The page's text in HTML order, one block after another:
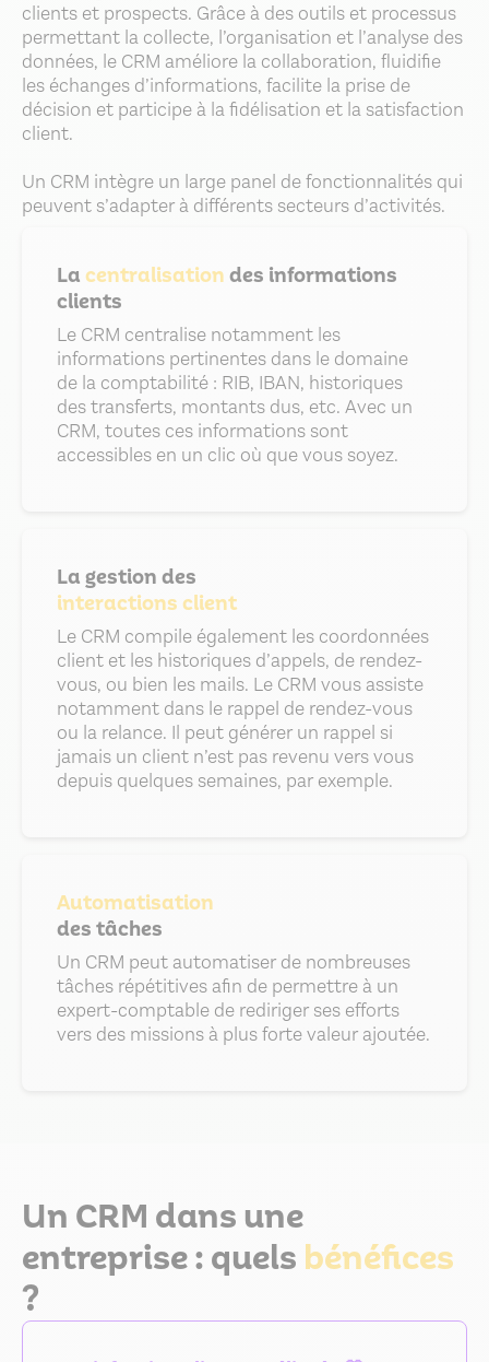
clients et prospects. Grâce à des outils et processus
permettant la collecte, l’organisation et l’analyse des
données, le CRM améliore la collaboration, fluidifie
les échanges d’informations, facilite la prise de
décision et participe à la fidélisation et la satisfaction
client.
Un CRM intègre un large panel de fonctionnalités qui
peuvent s’adapter à différents secteurs d’activités.
Lacentralisationdes informations
clients
Le CRM centralise notamment les
informations pertinentes dans le domaine
de la comptabilité : RIB, IBAN, historiques
des transferts, montants dus, etc. Avec un
CRM, toutes ces informations sont
accessibles en un clic où que vous soyez.
La gestion des
interactions client
Le CRM compile également les coordonnées
client et les historiques d’appels, de rendez-
vous, ou bien les mails. Le CRM vous assiste
notamment dans le rappel de rendez-vous
ou la relance. Il peut générer un rappel si
jamais un client n’est pas revenu vers vous
depuis quelques semaines, par exemple.
Automatisation
des tâches
Un CRM peut automatiser de nombreuses
tâches répétitives afin de permettre à un
expert-comptable de rediriger ses efforts
vers des missions à plus forte valeur ajoutée.
Un CRM dans une
entreprise : quels bénéfices
?